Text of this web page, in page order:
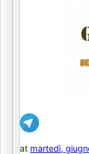
at martedì,